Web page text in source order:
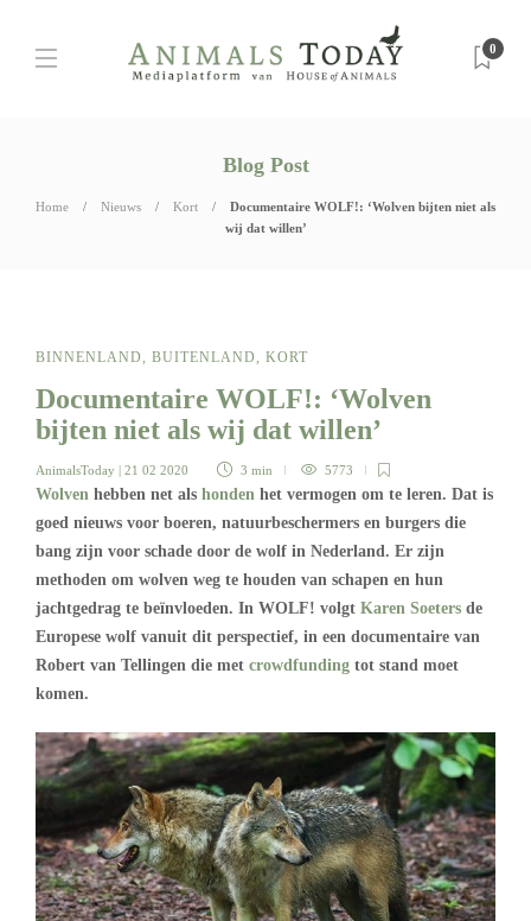
0
Blog Post
Home Nieuws Kort
Documentaire WOLF!: ‘Wolven bijten niet als
wij dat willen’
BINNENLAND, BUITENLAND, KORT
Documentaire WOLF!: ‘Wolven
bijten niet als wij dat willen’
AnimalsToday | 21 02 2020 3 min 5773
Wolven hebben net als honden het vermogen om te leren. Dat is
goed nieuws voor boeren, natuurbeschermers en burgers die
bang zijn voor schade door de wolf in Nederland. Er zijn
methoden om wolven weg te houden van schapen en hun
jachtgedrag te beïnvloeden. In WOLF! volgt Karen Soeters de
Europese wolf vanuit dit perspectief, in een documentaire van
Robert van Tellingen die met crowdfunding tot stand moet
komen.